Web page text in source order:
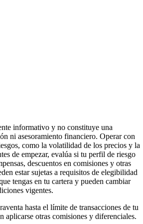
informativo y no constituye una
ni asesoramiento financiero. Operar con
como la volatilidad de los precios y la
de empezar, evalúa si tu perfil de riesgo
descuentos en comisiones y otras
estar sujetas a requisitos de elegibilidad
tengas en tu cartera y pueden cambiar
vigentes.
hasta el límite de transacciones de tu
aplicarse otras comisiones y diferenciales.